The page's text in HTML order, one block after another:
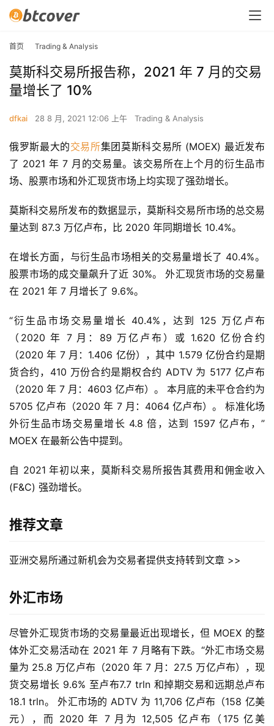
首页 Trading & Analysis
莫斯科交易所报告称，2021 年 7 月的交易
量增长了 10%
dfkai 28 8 月, 2021 12:06 上午 Trading & Analysis
俄罗斯最大的交易所集团莫斯科交易所 (MOEX) 最近发布
了 2021 年 7 月的交易量。该交易所在上个月的衍生品市
场、股票市场和外汇现货市场上均实现了强劲增长。
莫斯科交易所发布的数据显示，莫斯科交易所市场的总交易
量达到 87.3 万亿卢布，比 2020 年同期增长 10.4%。
在增长方面，与衍生品市场相关的交易量增长了 40.4%。
股票市场的成交量飙升了近 30%。 外汇现货市场的交易量
在 2021 年 7 月增长了 9.6%。
“衍生品市场交易量增长 40.4%，达到 125 万亿卢布
（2020 年 7 月：89 万亿卢布）或 1.620 亿份合约
（2020 年 7 月：1.406 亿份），其中 1.579 亿份合约是期
货合约，410 万份合约是期权合约 ADTV 为 5177 亿卢布
（2020 年 7 月：4603 亿卢布）。 本月底的未平仓合约为
5705 亿卢布（2020 年 7 月：4064 亿卢布）。 标准化场
外衍生品市场交易量增长 4.8 倍，达到 1597 亿卢布，”
MOEX 在最新公告中提到。
自 2021 年初以来，莫斯科交易所报告其费用和佣金收入
(F&C) 强劲增长。
推荐文章
亚洲交易所通过新机会为交易者提供支持转到文章 >>
外汇市场
尽管外汇现货市场的交易量最近出现增长，但 MOEX 的整
体外汇交易活动在 2021 年 7 月略有下跌。“外汇市场交易
量为 25.8 万亿卢布（2020 年 7 月：27.5 万亿卢布），现
货交易增长 9.6% 至卢布7.7 trln 和掉期交易和远期总卢布
18.1 trln。 外汇市场的 ADTV 为 11,706 亿卢布（158 亿美
元），而 2020 年 7 月为 12,505 亿卢布（175 亿美